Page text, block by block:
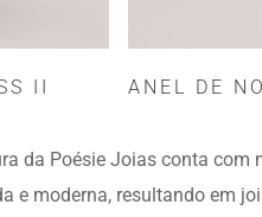
II ANEL DE
da Poésie Joias conta com
e moderna, resultando em